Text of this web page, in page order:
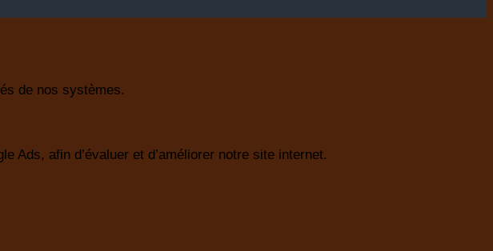
de nos systèmes.
Ads, afin d’évaluer et d’améliorer notre site internet.